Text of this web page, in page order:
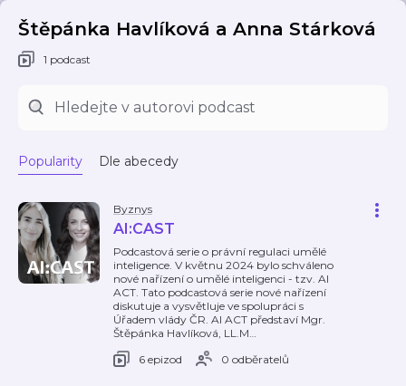
Štěpánka Havlíková a Anna Stárková
1 podcast
Popularity Dle abecedy
Byznys
AI:CAST
Podcastová serie o právní regulaci umělé
inteligence. V květnu 2024 bylo schváleno
nové nařízení o umělé inteligenci - tzv. AI
ACT. Tato podcastová serie nové nařízení
diskutuje a vysvětluje ve spolupráci s
Úřadem vlády ČR. AI ACT představí Mgr.
Štěpánka Havlíková, LL.M…
6 epizod
0 odběratelů